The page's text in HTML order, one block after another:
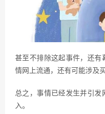
甚至不排除这起事件，还有
情网上流通，还有可能涉及买
总之，事情已经发生并引
入。